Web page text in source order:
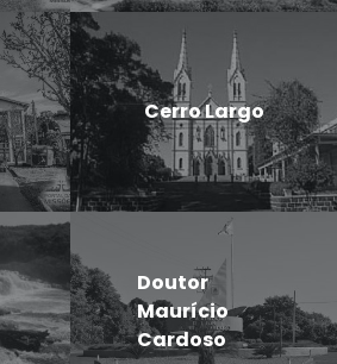
Cerro Largo
Doutor
Maurício
Cardoso